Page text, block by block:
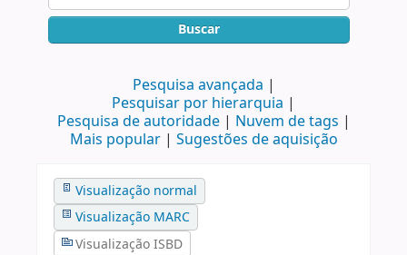
Buscar
Pesquisa avançada
Pesquisar por hierarquia
Pesquisa de autoridade
Nuvem de tags
Mais popular
Sugestões de aquisição
Visualização normal
Visualização MARC
Visualização ISBD